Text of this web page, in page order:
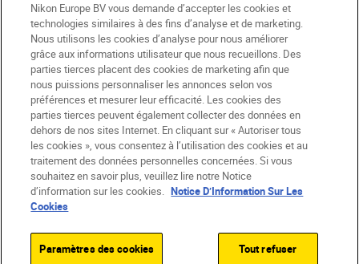
CH Nikon Sites
Contactez-nous
Avis de confidentialité
Conditions d’utilisation
CVG de la boutique Nikon Store
Notice d’information sur les cookies
Accessibilité
Paramètres des cookies
© 2026 Nikon
Nikon Europe BV vous demande d’accepter les cookies et
technologies similaires à des fins d’analyse et de marketing.
Nous utilisons les cookies d’analyse pour nous améliorer
grâce aux informations utilisateur que nous recueillons. Des
parties tierces placent des cookies de marketing afin que
nous puissions personnaliser les annonces selon vos
préférences et mesurer leur efficacité. Les cookies des
parties tierces peuvent également collecter des données en
dehors de nos sites Internet. En cliquant sur « Autoriser tous
les cookies », vous consentez à l’utilisation des cookies et au
traitement des données personnelles concernées. Si vous
souhaitez en savoir plus, veuillez lire notre Notice
d’information sur les cookies. Notice D’Information Sur Les
Cookies
Paramètres des cookies Tout refuser